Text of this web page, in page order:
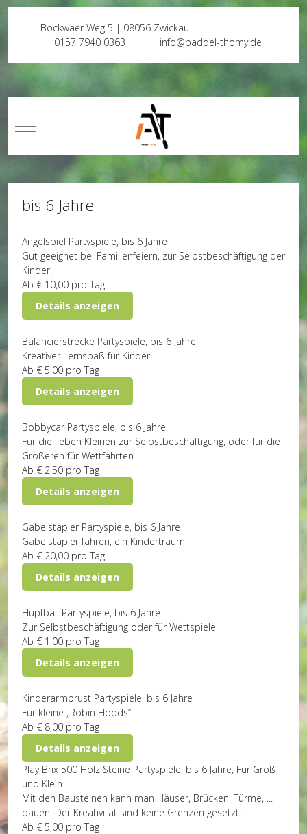
Bockwaer Weg 5 | 08056 Zwickau
0157 7940 0363
info@paddel-thomy.de
Mobile Menu Toggle
bis 6 Jahre
Angelspiel Partyspiele, bis 6 Jahre
Gut geeignet bei Familienfeiern, zur Selbstbeschäftigung der
Kinder.
Ab € 10,00 pro Tag
Details anzeigen
Balancierstrecke Partyspiele, bis 6 Jahre
Kreativer Lernspaß für Kinder
Ab € 5,00 pro Tag
Details anzeigen
Bobbycar Partyspiele, bis 6 Jahre
Für die lieben Kleinen zur Selbstbeschäftigung, oder für die
Größeren für Wettfahrten
Ab € 2,50 pro Tag
Details anzeigen
Gabelstapler Partyspiele, bis 6 Jahre
Gabelstapler fahren, ein Kindertraum
Ab € 20,00 pro Tag
Details anzeigen
Hüpfball Partyspiele, bis 6 Jahre
Zur Selbstbeschäftigung oder für Wettspiele
Ab € 1,00 pro Tag
Details anzeigen
Kinderarmbrust Partyspiele, bis 6 Jahre
Für kleine „Robin Hoods“
Ab € 8,00 pro Tag
Details anzeigen
Play Brix 500 Holz Steine Partyspiele, bis 6 Jahre, Für Groß
und Klein
Mit den Bausteinen kann man Häuser, Brücken, Türme, ...
bauen. Der Kreativität sind keine Grenzen gesetzt.
Ab € 5,00 pro Tag